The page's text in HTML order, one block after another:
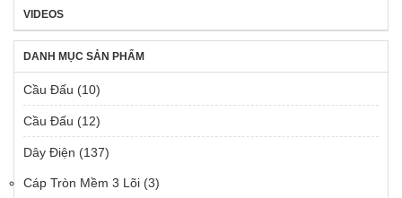
VIDEOS
DANH MỤC SẢN PHẨM
Cầu Đấu (10)
Cầu Đấu (12)
Dây Điện (137)
Cáp Tròn Mềm 3 Lõi (3)